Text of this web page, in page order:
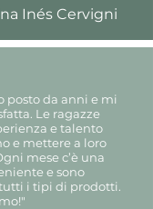
Inés Cervigni
posto da anni e mi
Le ragazze
e talento
e mettere a loro
mese c’è una
e sono
i tipi di prodotti.